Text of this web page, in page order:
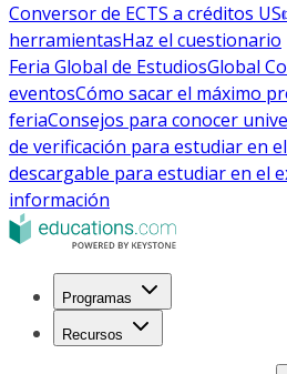
Conversor de ECTS a créditos US
herramientasHaz el cuestionario
Feria Global de EstudiosGlobal
eventosCómo sacar el máximo
feriaConsejos para conocer
de verificación para estudiar en
descargable para estudiar en el
información
Programas
Recursos